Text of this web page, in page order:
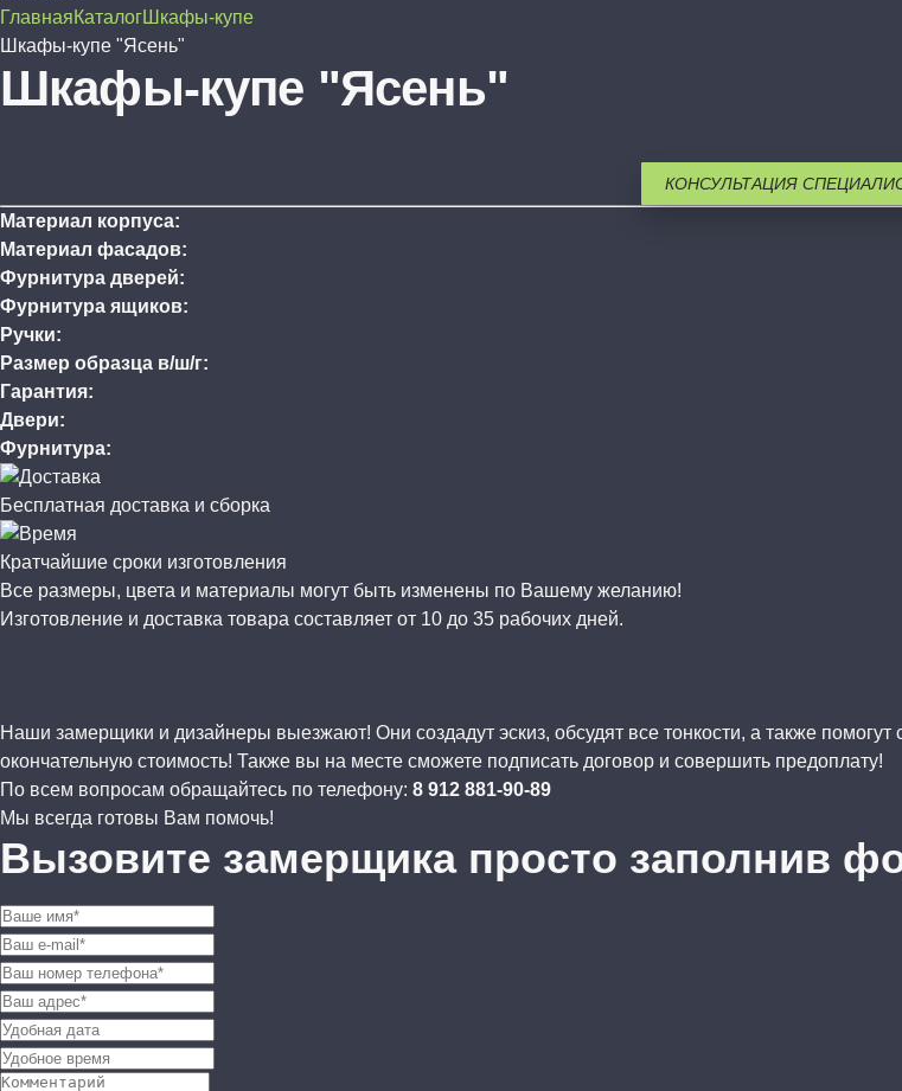
ГлавнаяКаталогШкафы-купе
Шкафы-купе "Ясень"
Шкафы-купе "Ясень"
КОНСУЛЬТАЦИЯ
Материал корпуса:
Материал фасадов:
Фурнитура дверей:
Фурнитура ящиков:
Ручки:
Размер образца в/ш/г:
Гарантия:
Двери:
Фурнитура:
Бесплатная доставка и сборка
Кратчайшие сроки изготовления
Все размеры, цвета и материалы могут быть изменены по Вашему желанию!
Изготовление и доставка товара составляет от 10 до 35 рабочих дней.
Наши замерщики и дизайнеры выезжают! Они создадут эскиз, обсудят все тонкости, а также
окончательную стоимость! Также вы на месте сможете подписать договор и совершить предоплату!
По всем вопросам обращайтесь по телефону: 8 912 881-90-89
Мы всегда готовы Вам помочь!
Вызовите замерщика просто заполнив